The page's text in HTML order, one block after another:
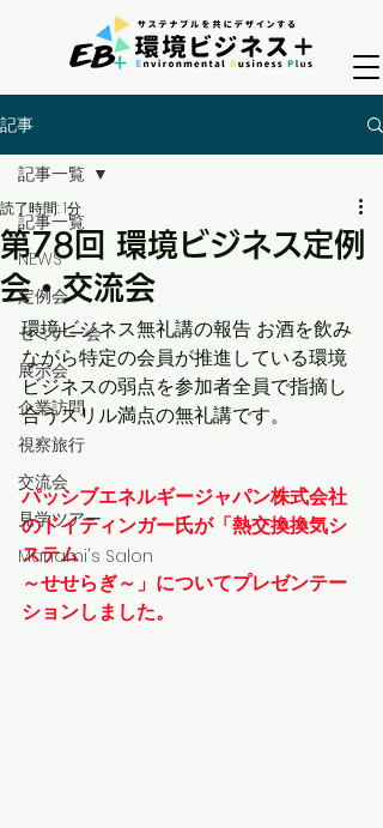
記事
記事一覧
NEWS
定例会
セミナー会
展示会
企業訪問
視察旅行
交流会
見学ツアー
Manami's Salon
記事一覧
第78回 環境ビジネス定例
会・交流会
読了時間: 1分
環境ビジネス無礼講の報告 お酒を飲み
ながら特定の会員が推進している環境
ビジネスの弱点を参加者全員で指摘し
合うスリル満点の無礼講です。
パッシブエネルギージャパン株式会社
のドイティンガー氏が「熱交換換気シ
ステム
～せせらぎ～」についてプレゼンテー
ションしました。